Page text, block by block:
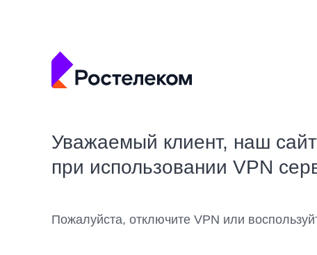
Уважаемый клиент, наш
при использовании VPN
Пожалуйста, отключите VPN или